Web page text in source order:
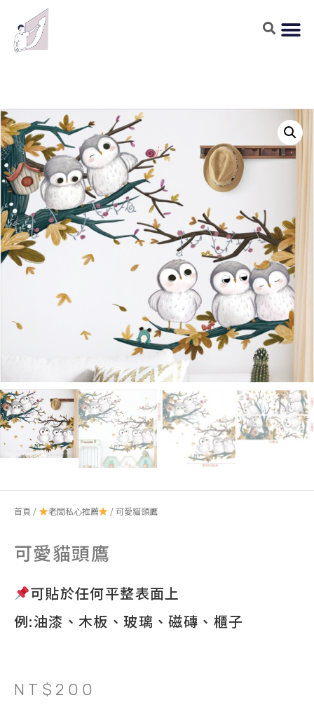
首頁 / 老闆私心推薦 / 可愛貓頭鷹
可愛貓頭鷹
可貼於任何平整表面上
例:油漆、木板、玻璃、磁磚、櫃子
NT$ 200